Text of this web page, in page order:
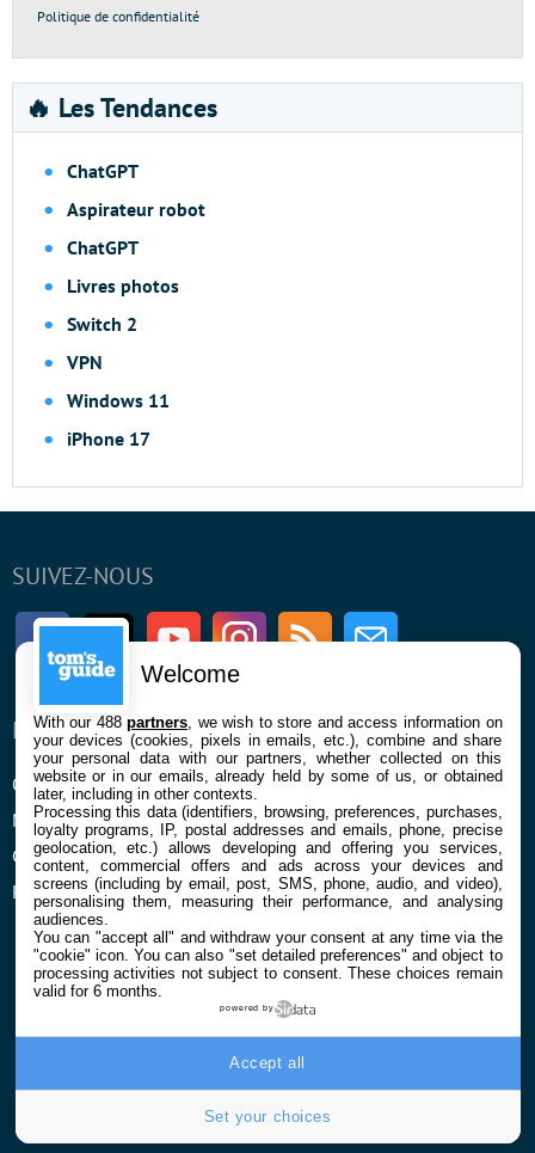
Politique de confidentialité
🔥 Les Tendances
ChatGPT
Aspirateur robot
ChatGPT
Livres photos
Switch 2
VPN
Windows 11
iPhone 17
SUIVEZ-NOUS
FacebookTwitter Youtube InstagramRSS Newsletter
ENTREPRISE
Qui sommes nous
Mentions légales et CGU
Confidentialité et Cookies
Préférences cookies
À PROPOS
La rédaction
Contact
Welcome
With our 488partners , we wish to store and access information on
your devices (cookies, pixels in emails, etc.), combine and share
your personal data with our partners, whether collected on this
website or in our emails, already held by some of us, or obtained
later, including in other contexts.
Processing this data (identifiers, browsing, preferences, purchases,
loyalty programs, IP, postal addresses and emails, phone, precise
geolocation, etc.) allows developing and offering you services,
content, commercial offers and ads across your devices and
screens (including by email, post, SMS, phone, audio, and video),
personalising them, measuring their performance, and analysing
audiences.
You can "accept all" and withdraw your consent at any time via the
"cookie" icon. You can also "set detailed preferences" and object to
processing activities not subject to consent. These choices remain
valid for 6 months.
powered by
Set your choices
Accept all